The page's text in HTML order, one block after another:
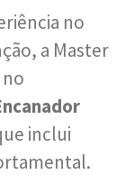
no
a Master
inclui